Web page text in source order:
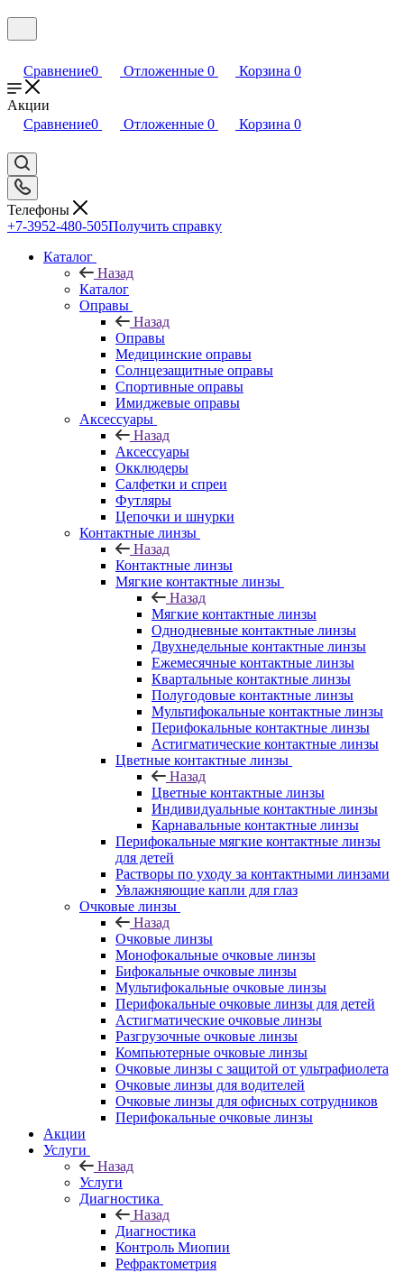
Сравнение0 Отложенные 0 Корзина 0
Акции
Сравнение0 Отложенные 0 Корзина 0
Телефоны
+7-3952-480-505Получить справку
Каталог
Назад
Каталог
Оправы
Назад
Оправы
Медицинские оправы
Солнцезащитные оправы
Спортивные оправы
Имиджевые оправы
Аксессуары
Назад
Аксессуары
Окклюдеры
Салфетки и спреи
Футляры
Цепочки и шнурки
Контактные линзы
Назад
Контактные линзы
Мягкие контактные линзы
Назад
Мягкие контактные линзы
Однодневные контактные линзы
Двухнедельные контактные линзы
Ежемесячные контактные линзы
Квартальные контактные линзы
Полугодовые контактные линзы
Мультифокальные контактные линзы
Перифокальные контактные линзы
Астигматические контактные линзы
Цветные контактные линзы
Назад
Цветные контактные линзы
Индивидуальные контактные линзы
Карнавальные контактные линзы
Перифокальные мягкие контактные линзы
для детей
Растворы по уходу за контактными линзами
Увлажняющие капли для глаз
Очковые линзы
Назад
Очковые линзы
Монофокальные очковые линзы
Бифокальные очковые линзы
Мультифокальные очковые линзы
Перифокальные очковые линзы для детей
Астигматические очковые линзы
Разгрузочные очковые линзы
Компьютерные очковые линзы
Очковые линзы с защитой от ультрафиолета
Очковые линзы для водителей
Очковые линзы для офисных сотрудников
Перифокальные очковые линзы
Акции
Услуги
Назад
Услуги
Диагностика
Назад
Диагностика
Контроль Миопии
Рефрактометрия